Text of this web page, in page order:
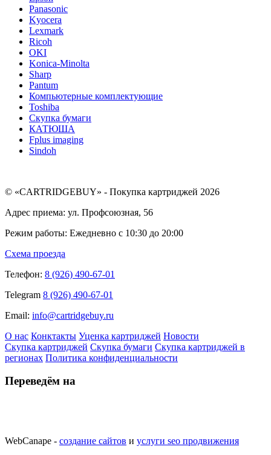
Panasonic
Kyocera
Lexmark
Ricoh
OKI
Konica-Minolta
Sharp
Pantum
Компьютерные комплектующие
Toshiba
Скупка бумаги
КАТЮША
Fplus imaging
Sindoh
© «CARTRIDGEBUY» - Покупка картриджей 2026
Адрес приема: ул. Профсоюзная, 56
Режим работы: Ежедневно с 10:30 до 20:00
Схема проезда
Телефон: 8 (926) 490-67-01
Telegram 8 (926) 490-67-01
Email: info@cartridgebuy.ru
О нас Конктакты Уценка картриджей Новости
Скупка картриджей Скупка бумаги Скупка картриджей в
регионах Политика конфиденциальности
Переведём на
WebCanape - создание сайтов и услуги seo продвижения